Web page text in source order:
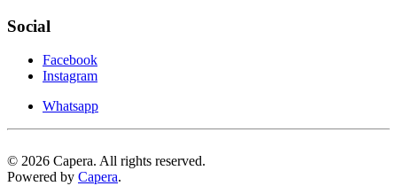
Social
Facebook
Instagram
Whatsapp
© 2026 Capera. All rights reserved.
Powered by Capera.